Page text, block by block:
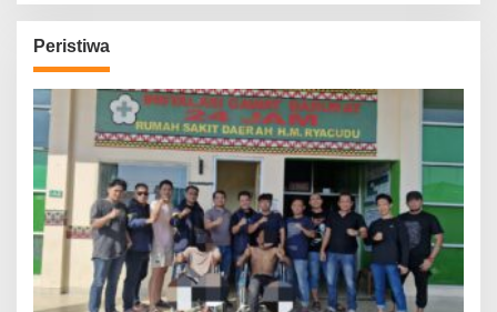
Peristiwa